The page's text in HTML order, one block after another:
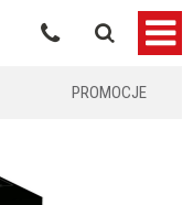
PROMOCJE